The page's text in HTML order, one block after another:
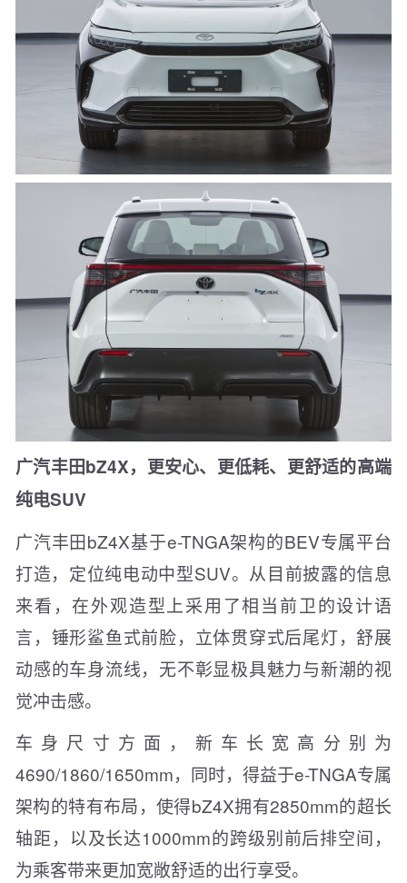
广汽丰田bZ4X，更安心、更低耗、更舒适的高端
纯电SUV
广汽丰田bZ4X基于e-TNGA架构的BEV专属平台
打造，定位纯电动中型SUV。从目前披露的信息
来看，在外观造型上采用了相当前卫的设计语
言，锤形鲨鱼式前脸，立体贯穿式后尾灯，舒展
动感的车身流线，无不彰显极具魅力与新潮的视
觉冲击感。
车身尺寸方面，新车长宽高分别为
4690/1860/1650mm，同时，得益于e-TNGA专属
架构的特有布局，使得bZ4X拥有2850mm的超长
轴距，以及长达1000mm的跨级别前后排空间，
为乘客带来更加宽敞舒适的出行享受。